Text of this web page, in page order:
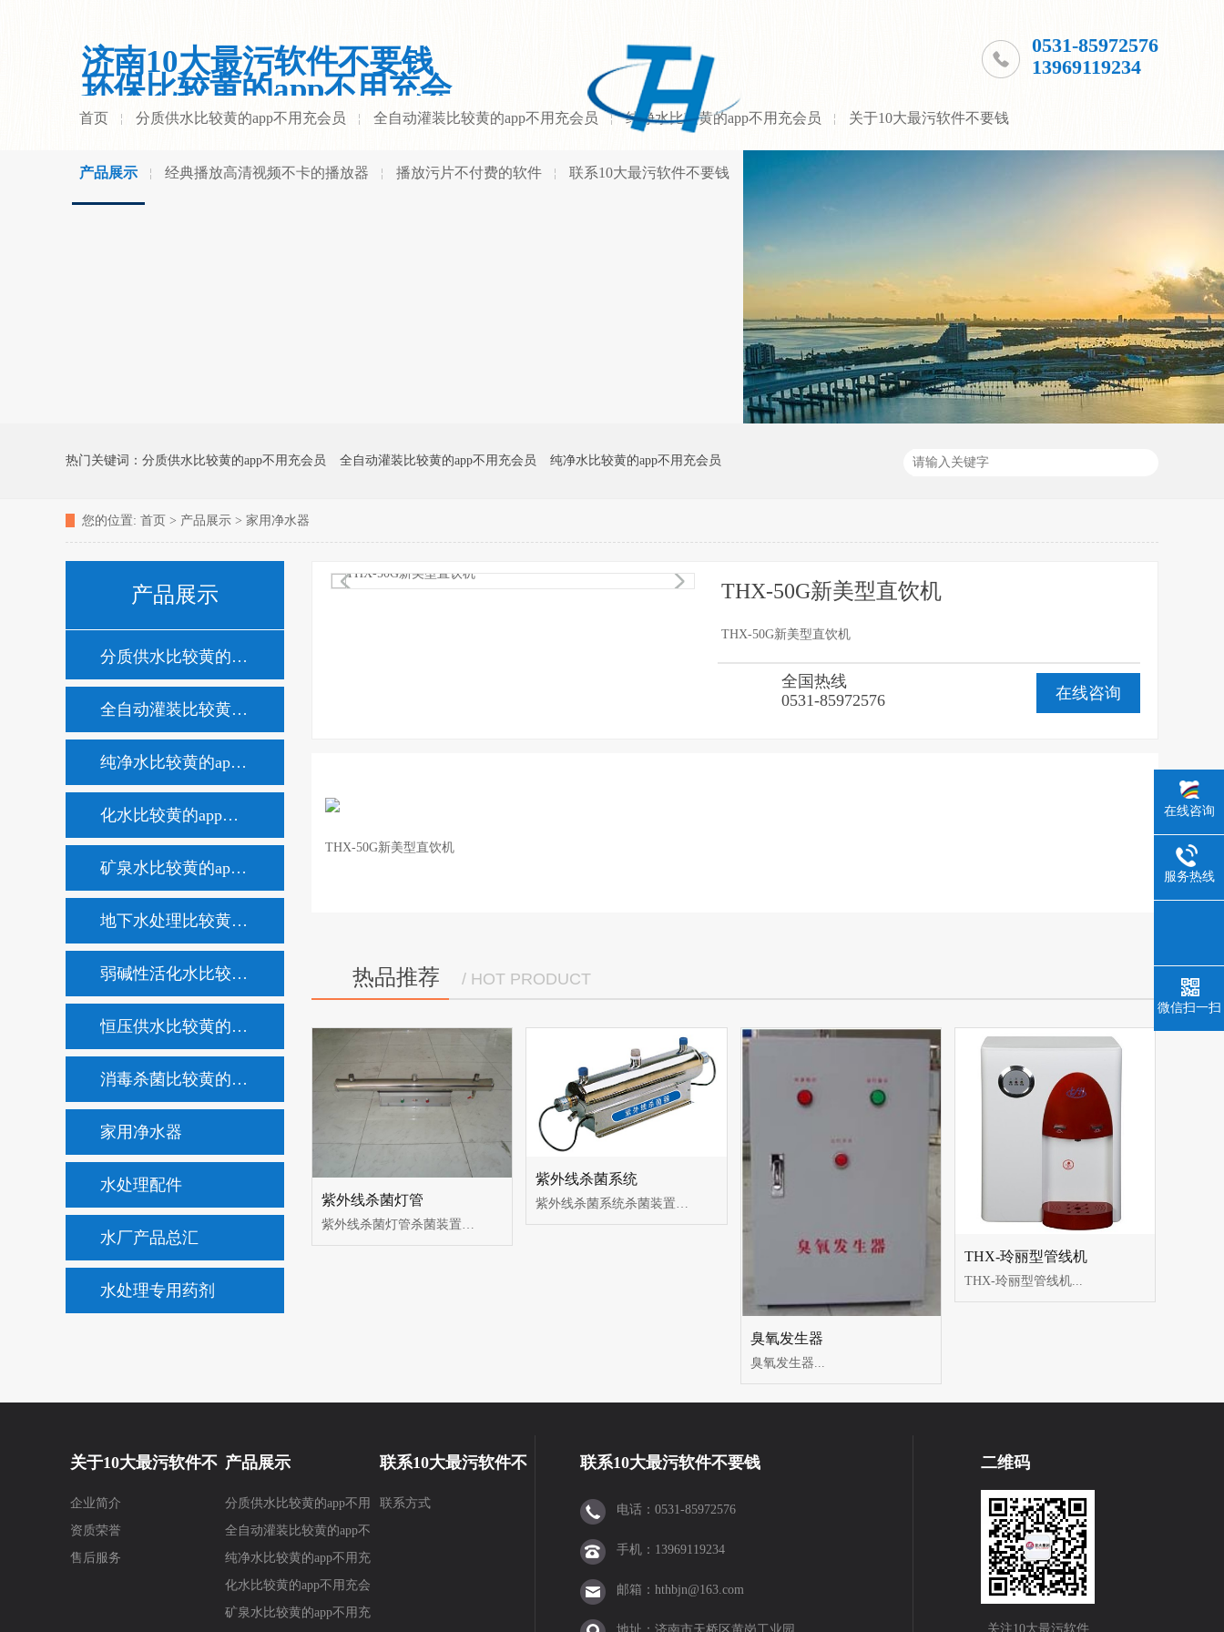
济南10大最污软件不要钱
环保比较黄的app不用充会
员有限公司
0531-85972576
13969119234
首页 分质供水比较黄的app不用充会员 全自动灌装比较黄的app不用充会员 纯净水比较黄的app不用充会员 关于10大最污软件不要钱
产品展示 经典播放高清视频不卡的播放器 播放污片不付费的软件 联系10大最污软件不要钱
热门关键词： 分质供水比较黄的app不用充会员 全自动灌装比较黄的app不用充会员 纯净水比较黄的app不用充会员
您的位置: 首页 > 产品展示 > 家用净水器
产品展示
分质供水比较黄的app不用充会员
全自动灌装比较黄的app不用充会员
纯净水比较黄的app不用充会员
化水比较黄的app不用充会员
矿泉水比较黄的app不用充会员
地下水处理比较黄的app不用充会员
弱碱性活化水比较黄的app不用充会员
恒压供水比较黄的app不用充会员
消毒杀菌比较黄的app不用充会员
家用净水器
水处理配件
水厂产品总汇
水处理专用药剂
1/1
THX-50G新美型直饮机
THX-50G新美型直饮机
在线咨询
全国热线
0531-85972576
THX-50G新美型直饮机
热品推荐 / HOT PRODUCT
紫外线杀菌灯管
紫外线杀菌灯管杀菌装置选用原装进口紫外线杀菌灯管，发挥其长寿...
紫外线杀菌系统
臭氧发生器
臭氧发生器...
THX-玲丽型管线机
THX-玲丽型管线机...
关于10大最污软件不
企业简介
资质荣誉
售后服务
产品展示
分质供水比较黄的app不用
充会员
全自动灌装比较黄的app不
用充会员
纯净水比较黄的app不用充
会员
化水比较黄的app不用充会
员
矿泉水比较黄的app不用充
联系10大最污软件不
联系方式
联系10大最污软件不要钱
电话：0531-85972576
手机：13969119234
邮箱：hthbjn@163.com
二维码
关注10大最污软件
在线咨询
服务热线
微信扫一扫